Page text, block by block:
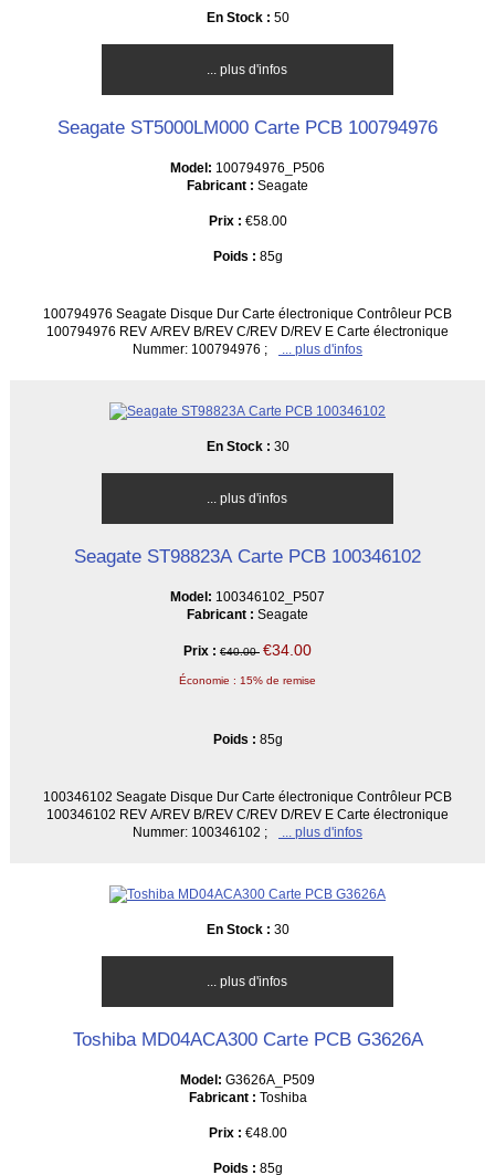
En Stock : 50
... plus d'infos
Seagate ST5000LM000 Carte PCB 100794976
Model: 100794976_P506
Fabricant : Seagate
Prix : €58.00
Poids : 85g
100794976 Seagate Disque Dur Carte électronique Contrôleur PCB
100794976 REV A/REV B/REV C/REV D/REV E Carte électronique
Nummer: 100794976 ;
... plus d'infos
En Stock : 30
... plus d'infos
Seagate ST98823A Carte PCB 100346102
Model: 100346102_P507
Fabricant : Seagate
Prix : €40.00 €34.00
Économie : 15% de remise
Poids : 85g
100346102 Seagate Disque Dur Carte électronique Contrôleur PCB
100346102 REV A/REV B/REV C/REV D/REV E Carte électronique
Nummer: 100346102 ;
... plus d'infos
En Stock : 30
... plus d'infos
Toshiba MD04ACA300 Carte PCB G3626A
Model: G3626A_P509
Fabricant : Toshiba
Prix : €48.00
Poids : 85g